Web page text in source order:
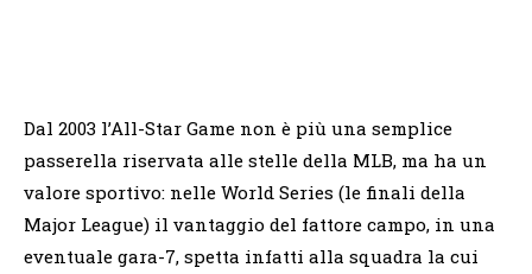
Dal 2003 l’All-Star Game non è più una semplice
passerella riservata alle stelle della MLB, ma ha un
valore sportivo: nelle World Series (le finali della
Major League) il vantaggio del fattore campo, in una
eventuale gara-7, spetta infatti alla squadra la cui